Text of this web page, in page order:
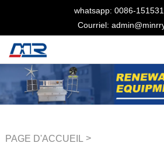
whatsapp: 0086-
Courriel:
PAGE D'ACCUEIL >